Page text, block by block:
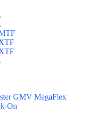
GMV MegaFlex
On